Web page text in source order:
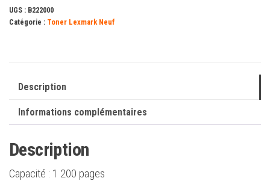
toner
B222000
UGS : B222000
Catégorie : Toner Lexmark Neuf
Description
Informations complémentaires
Description
Capacité : 1 200 pages